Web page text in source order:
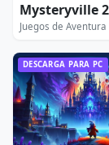
Mysteryville 2
Juegos de Aventura
DESCARGA PARA PC